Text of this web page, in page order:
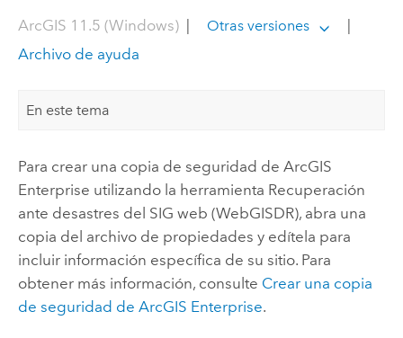
ArcGIS 11.5 (Windows)| Otras versiones
Archivo de ayuda
En este tema
Para crear una copia de seguridad de ArcGIS
Enterprise utilizando la herramienta Recuperación
ante desastres del SIG web (WebGISDR), abra una
copia del archivo de propiedades y edítela para
incluir información específica de su sitio. Para
obtener más información, consulte Crear una copia
de seguridad de ArcGIS Enterprise.